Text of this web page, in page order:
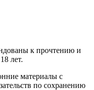
к прочтению и
лет.
материалы с
по сохранению